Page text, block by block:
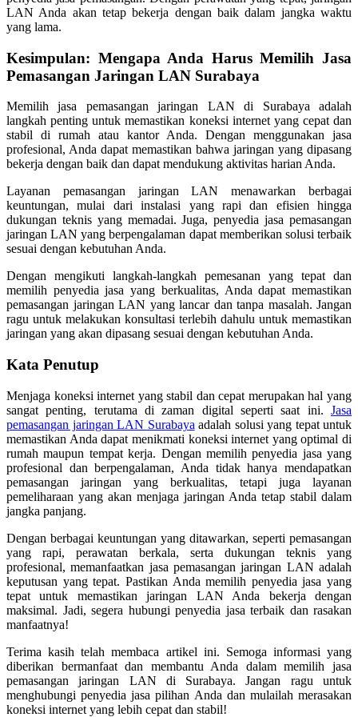
LAN Anda akan tetap bekerja dengan baik dalam jangka waktu
yang lama.
Kesimpulan: Mengapa Anda Harus Memilih Jasa
Pemasangan Jaringan LAN Surabaya
Memilih jasa pemasangan jaringan LAN di Surabaya adalah
langkah penting untuk memastikan koneksi internet yang cepat dan
stabil di rumah atau kantor Anda. Dengan menggunakan jasa
profesional, Anda dapat memastikan bahwa jaringan yang dipasang
bekerja dengan baik dan dapat mendukung aktivitas harian Anda.
Layanan pemasangan jaringan LAN menawarkan berbagai
keuntungan, mulai dari instalasi yang rapi dan efisien hingga
dukungan teknis yang memadai. Juga, penyedia jasa pemasangan
jaringan LAN yang berpengalaman dapat memberikan solusi terbaik
sesuai dengan kebutuhan Anda.
Dengan mengikuti langkah-langkah pemesanan yang tepat dan
memilih penyedia jasa yang berkualitas, Anda dapat memastikan
pemasangan jaringan LAN yang lancar dan tanpa masalah. Jangan
ragu untuk melakukan konsultasi terlebih dahulu untuk memastikan
jaringan yang akan dipasang sesuai dengan kebutuhan Anda.
Kata Penutup
Menjaga koneksi internet yang stabil dan cepat merupakan hal yang
sangat penting, terutama di zaman digital seperti saat ini. Jasa
pemasangan jaringan LAN Surabaya adalah solusi yang tepat untuk
memastikan Anda dapat menikmati koneksi internet yang optimal di
rumah maupun tempat kerja. Dengan memilih penyedia jasa yang
profesional dan berpengalaman, Anda tidak hanya mendapatkan
pemasangan jaringan yang berkualitas, tetapi juga layanan
pemeliharaan yang akan menjaga jaringan Anda tetap stabil dalam
jangka panjang.
Dengan berbagai keuntungan yang ditawarkan, seperti pemasangan
yang rapi, perawatan berkala, serta dukungan teknis yang
profesional, memanfaatkan jasa pemasangan jaringan LAN adalah
keputusan yang tepat. Pastikan Anda memilih penyedia jasa yang
tepat untuk memastikan jaringan LAN Anda bekerja dengan
maksimal. Jadi, segera hubungi penyedia jasa terbaik dan rasakan
manfaatnya!
Terima kasih telah membaca artikel ini. Semoga informasi yang
diberikan bermanfaat dan membantu Anda dalam memilih jasa
pemasangan jaringan LAN di Surabaya. Jangan ragu untuk
menghubungi penyedia jasa pilihan Anda dan mulailah merasakan
koneksi internet yang lebih cepat dan stabil!